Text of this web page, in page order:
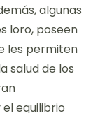
algunas
loro, poseen
les permiten
salud de los
equilibrio